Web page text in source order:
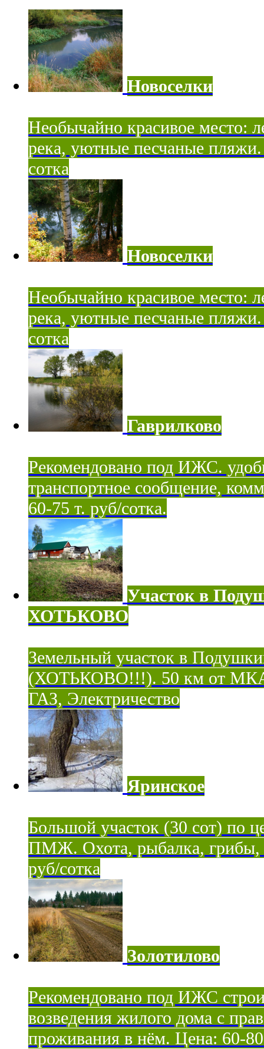
Новоселки
Необычайно красивое место:
река, уютные песчаные
сотка
Новоселки
Необычайно красивое место:
река, уютные песчаные
сотка
Гаврилково
Рекомендовано под ИЖС.
транспортное сообщение,
60-75 т. руб/сотка.
Участок в
ХОТЬКОВО
Земельный участок в
(ХОТЬКОВО!!!). 50 км от
ГАЗ, Электричество
Яринское
Большой участок (30 сот) по
ПМЖ. Охота, рыбалка, грибы,
руб/сотка
Золотилово
Рекомендовано под ИЖС
возведения жилого дома с
проживания в нём. Цена: 60-80